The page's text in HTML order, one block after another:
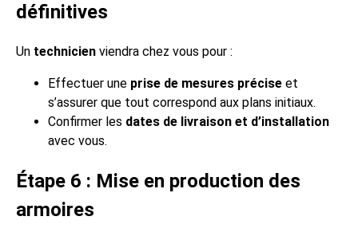
définitives
Un technicien viendra chez vous pour :
Effectuer une prise de mesures précise et
s’assurer que tout correspond aux plans initiaux.
Confirmer les dates de livraison et d’installation
avec vous.
Étape 6 : Mise en production des
armoires